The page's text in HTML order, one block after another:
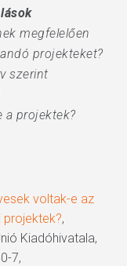
megfelelően
projekteket?
szerint
a projektek?
voltak-e az
projektek?,
Kiadóhivatala,
7,